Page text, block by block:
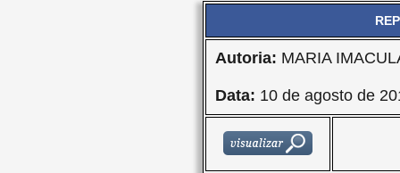
Autoria: MARIA
Data: 10 de agosto de